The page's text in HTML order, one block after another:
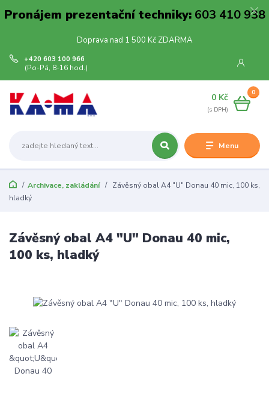
Pronájem prezentační techniky:603 410 938
Doprava nad 1 500 Kč ZDARMA
Menu
+420 603 100 966
(Po-Pá, 8-16 hod.)
0
0 Kč
Archivace, zakládání
Závěsný obal A4 "U" Donau 40 mic, 100 ks,
hladký
Závěsný obal A4 "U" Donau 40 mic,
100 ks, hladký